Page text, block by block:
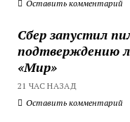
Оставить комментарий
Сбер запустил
подтверждению
«Мир»
21 ЧАС НАЗАД
Оставить комментарий